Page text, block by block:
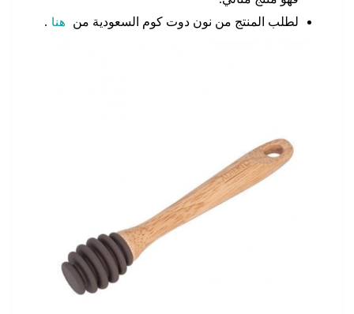
لطلب المنتج من نون دوت كوم السعودية من
هنا .